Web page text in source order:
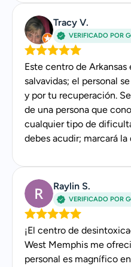
bienestar.
modalidades
terapia EMDR para
Más de 20 años de
Experiencia en la
edad preescolar, niños,
Emergencia (EOC) del
donde puso en
mujeres, hombres,
madres en el
población
Tracy V.
VERIFICADO POR
Este centro de Arkansas
salvavidas; el personal
y por tu recuperación.
de una persona que
cualquier tipo de
debes acudir; marcará
Raylin S.
VERIFICADO POR
¡El centro de
West Memphis me
personal es magnífico